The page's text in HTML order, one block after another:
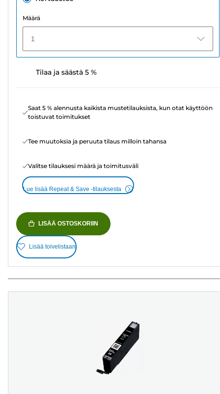
Määrä
1
Tilaa ja säästä 5 %
Saat 5 % alennusta kaikista mustetilauksista, kun otat käyttöön
toistuvat toimitukset
Tee muutoksia ja peruuta tilaus milloin tahansa
Valitse tilauksesi määrä ja toimitusväli
Lue lisää Repeat & Save -tilauksesta
LISÄÄ OSTOSKORIIN
Lisää toivelistaan